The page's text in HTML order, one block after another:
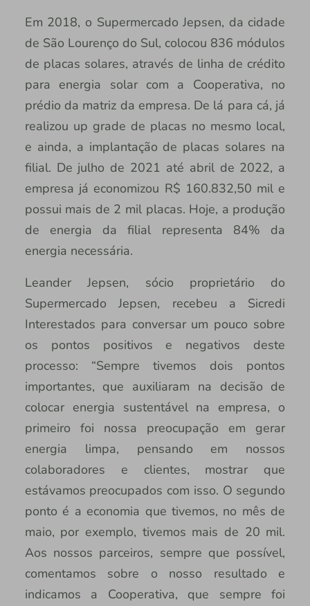
Em 2018, o Supermercado Jepsen, da cidade
de São Lourenço do Sul, colocou 836 módulos
de placas solares, através de linha de crédito
para energia solar com a Cooperativa, no
prédio da matriz da empresa. De lá para cá, já
realizou up grade de placas no mesmo local,
e ainda, a implantação de placas solares na
filial. De julho de 2021 até abril de 2022, a
empresa já economizou R$ 160.832,50 mil e
possui mais de 2 mil placas. Hoje, a produção
de energia da filial representa 84% da
energia necessária.
Leander Jepsen, sócio proprietário do
Supermercado Jepsen, recebeu a Sicredi
Interestados para conversar um pouco sobre
os pontos positivos e negativos deste
processo: “Sempre tivemos dois pontos
importantes, que auxiliaram na decisão de
colocar energia sustentável na empresa, o
primeiro foi nossa preocupação em gerar
energia limpa, pensando em nossos
colaboradores e clientes, mostrar que
estávamos preocupados com isso. O segundo
ponto é a economia que tivemos, no mês de
maio, por exemplo, tivemos mais de 20 mil.
Aos nossos parceiros, sempre que possível,
comentamos sobre o nosso resultado e
indicamos a Cooperativa, que sempre foi